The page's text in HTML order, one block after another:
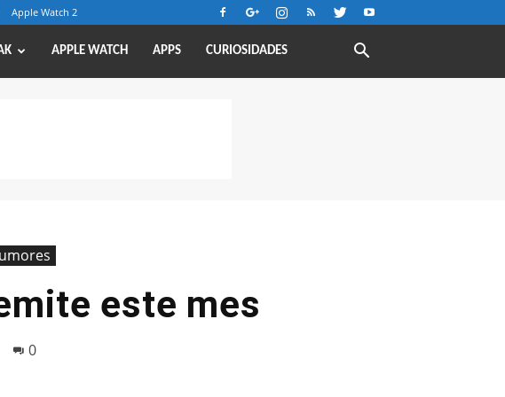
Apple Watch 2
APPLE WATCH APPS CURIOSIDADES
este mes
0